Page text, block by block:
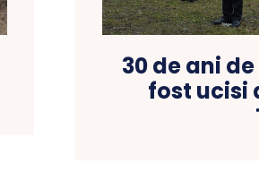
30 de ani
fost ucisi